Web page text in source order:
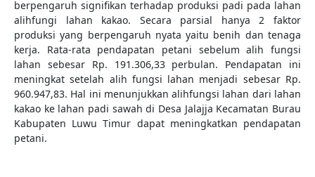
berpengaruh signifikan terhadap produksi padi pada lahan
alihfungi lahan kakao. Secara parsial hanya 2 faktor
produksi yang berpengaruh nyata yaitu benih dan tenaga
kerja. Rata-rata pendapatan petani sebelum alih fungsi
lahan sebesar Rp. 191.306,33 perbulan. Pendapatan ini
meningkat setelah alih fungsi lahan menjadi sebesar Rp.
960.947,83. Hal ini menunjukkan alihfungsi lahan dari lahan
kakao ke lahan padi sawah di Desa Jalajja Kecamatan Burau
Kabupaten Luwu Timur dapat meningkatkan pendapatan
petani.